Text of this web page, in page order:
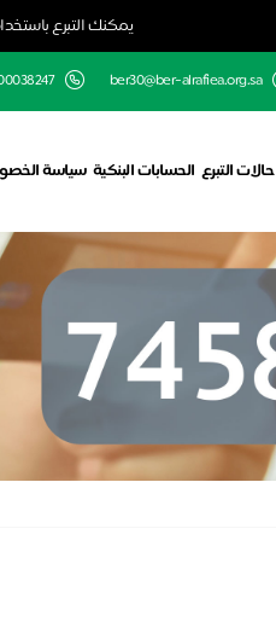
يمكنك التبرع
ber30@ber-alrafiea.org.sa
حالات التبرع الحسابات البنكية سياسة